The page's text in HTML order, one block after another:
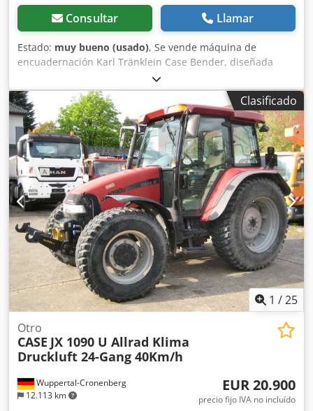
Consultar Llamar
Estado: muy bueno (usado), Se vende máquina de
encuadernación Karl Tränklein Case Bender, diseñada
para dar forma y curvar los lomos de las cubiertas de
libros de tapa dura. El dispositivo proporciona a las
cubiertas el radio adecuado, lo que permite que se ajusten
perfectamente al bloque del libro. La máquina está
equipada con rodillos ajustables que permiten adaptarse
a diferentes grosores de cubiertas. Su robusta estructura
de hierro fundido garantiza una alta precisión y una larga
vida útil. Datos técnicos: Fabricante: Karl Tränklein Tipo:
Case Bender / máquina para dar forma a lomos Ancho de
trabajo: aprox. 600 mm Ajuste de la presión de los rodillos
Estructura estable de hierro fundido Accionamiento
eléctrico Mesa de trabajo Estado: usada Aplicaciones:
producción de libros de tapa dura, encuadernaciones,
imprentas, empresas de artes gráficas, Cedpfx Abeziwnbj
Nsrf producción de álbumes, catálogos y
encuadernaciones.
Clasificado
1 /25
Wuppertal-Cronenberg
12.113 km
Otro
CASE JX 1090 U Allrad Klima
Druckluft 24-Gang 40Km/h
EUR 20.900
precio fijo IVA no incluído